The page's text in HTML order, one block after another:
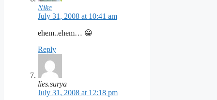
Nike
July 31, 2008 at 10:41 am
ehem..ehem… 😀
Reply
lies.surya
July 31, 2008 at 12:18 pm